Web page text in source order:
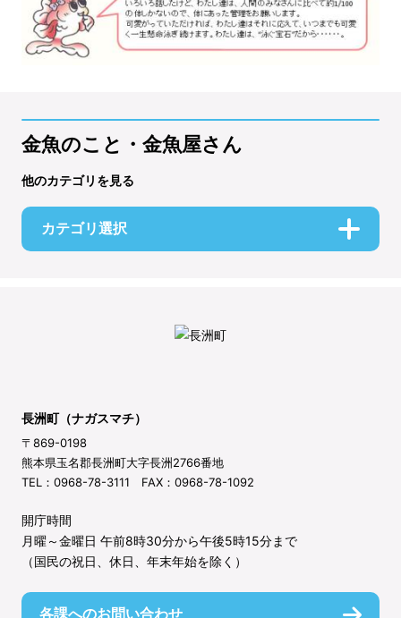
金魚のこと・金魚屋さん
他のカテゴリを見る
カテゴリ選択
長洲町（ナガスマチ）
〒869-0198
熊本県玉名郡長洲町大字長洲2766番地
TEL：0968-78-3111 FAX：0968-78-1092
開庁時間
月曜～金曜日 午前8時30分から午後5時15分まで
（国民の祝日、休日、年末年始を除く）
各課へのお問い合わせ